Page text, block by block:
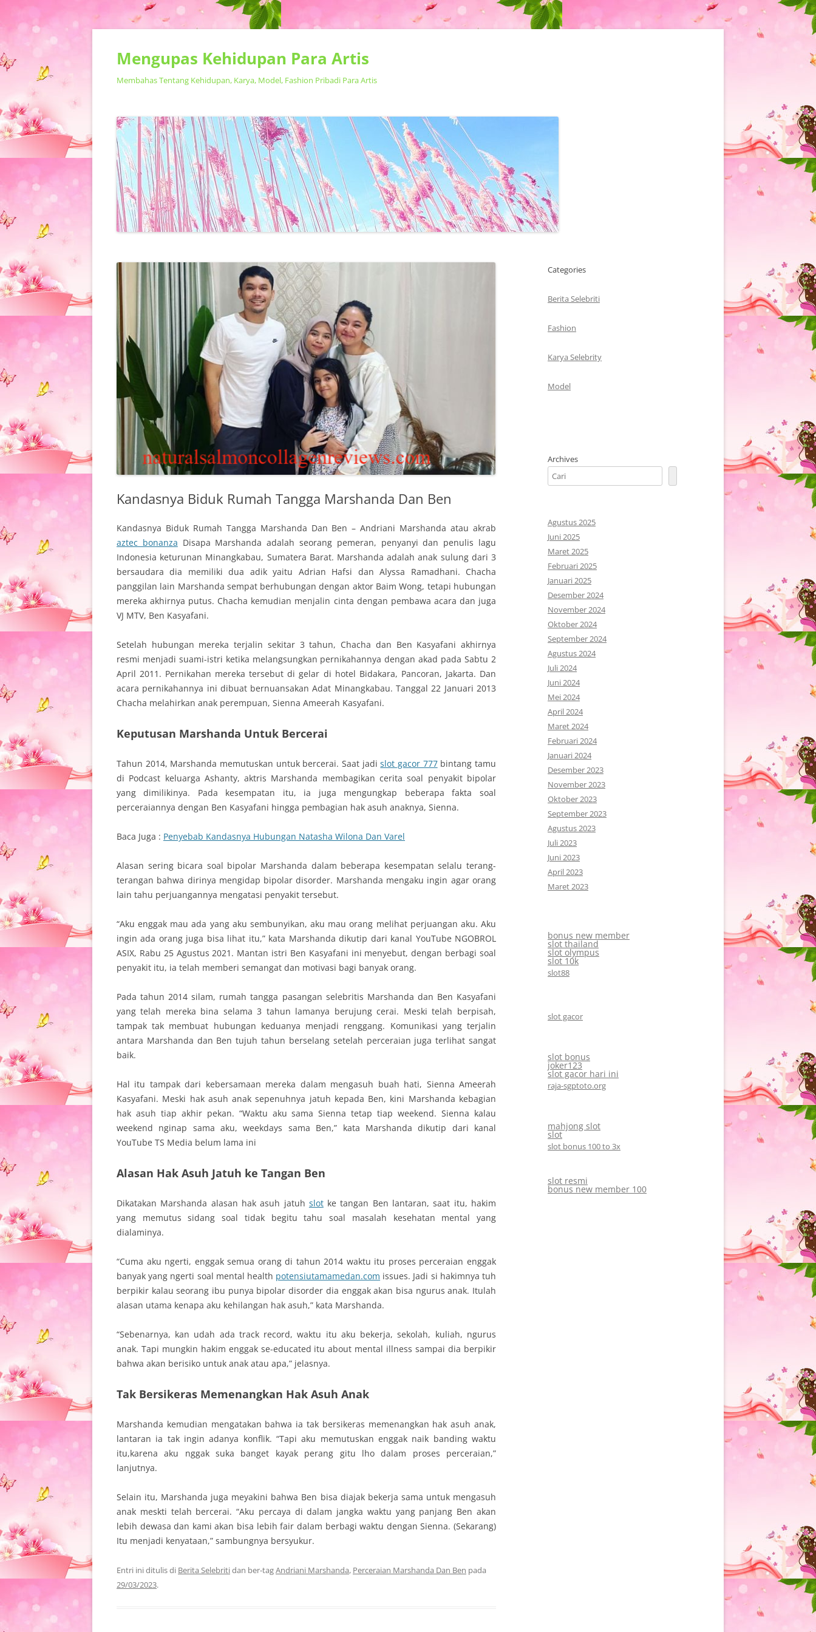
Mengupas Kehidupan Para Artis
Membahas Tentang Kehidupan, Karya, Model, Fashion Pribadi Para Artis
ke
Kandasnya Biduk Rumah Tangga Marshanda Dan Ben
Kandasnya Biduk Rumah Tangga Marshanda Dan Ben – Andriani Marshanda atau akrab
aztec bonanza Disapa Marshanda adalah seorang pemeran, penyanyi dan penulis lagu
Indonesia keturunan Minangkabau, Sumatera Barat. Marshanda adalah anak sulung dari 3
bersaudara dia memiliki dua adik yaitu Adrian Hafsi dan Alyssa Ramadhani. Chacha
panggilan lain Marshanda sempat berhubungan dengan aktor Baim Wong, tetapi hubungan
mereka akhirnya putus. Chacha kemudian menjalin cinta dengan pembawa acara dan juga
VJ MTV, Ben Kasyafani.
Setelah hubungan mereka terjalin sekitar 3 tahun, Chacha dan Ben Kasyafani akhirnya
resmi menjadi suami-istri ketika melangsungkan pernikahannya dengan akad pada Sabtu 2
April 2011. Pernikahan mereka tersebut di gelar di hotel Bidakara, Pancoran, Jakarta. Dan
acara pernikahannya ini dibuat bernuansakan Adat Minangkabau. Tanggal 22 Januari 2013
Chacha melahirkan anak perempuan, Sienna Ameerah Kasyafani.
Keputusan Marshanda Untuk Bercerai
Tahun 2014, Marshanda memutuskan untuk bercerai. Saat jadislot gacor 777bintang tamu
di Podcast keluarga Ashanty, aktris Marshanda membagikan cerita soal penyakit bipolar
yang dimilikinya. Pada kesempatan itu, ia juga mengungkap beberapa fakta soal
perceraiannya dengan Ben Kasyafani hingga pembagian hak asuh anaknya, Sienna.
Baca Juga : Penyebab Kandasnya Hubungan Natasha Wilona Dan Varel
Alasan sering bicara soal bipolar Marshanda dalam beberapa kesempatan selalu terang-
terangan bahwa dirinya mengidap bipolar disorder. Marshanda mengaku ingin agar orang
lain tahu perjuangannya mengatasi penyakit tersebut.
“Aku enggak mau ada yang aku sembunyikan, aku mau orang melihat perjuangan aku. Aku
ingin ada orang juga bisa lihat itu,” kata Marshanda dikutip dari kanal YouTube NGOBROL
ASIX, Rabu 25 Agustus 2021. Mantan istri Ben Kasyafani ini menyebut, dengan berbagi soal
penyakit itu, ia telah memberi semangat dan motivasi bagi banyak orang.
Pada tahun 2014 silam, rumah tangga pasangan selebritis Marshanda dan Ben Kasyafani
yang telah mereka bina selama 3 tahun lamanya berujung cerai. Meski telah berpisah,
tampak tak membuat hubungan keduanya menjadi renggang. Komunikasi yang terjalin
antara Marshanda dan Ben tujuh tahun berselang setelah perceraian juga terlihat sangat
baik.
Hal itu tampak dari kebersamaan mereka dalam mengasuh buah hati, Sienna Ameerah
Kasyafani. Meski hak asuh anak sepenuhnya jatuh kepada Ben, kini Marshanda kebagian
hak asuh tiap akhir pekan. “Waktu aku sama Sienna tetap tiap weekend. Sienna kalau
weekend nginap sama aku, weekdays sama Ben,” kata Marshanda dikutip dari kanal
YouTube TS Media belum lama ini
Alasan Hak Asuh Jatuh ke Tangan Ben
Dikatakan Marshanda alasan hak asuh jatuh slotke tangan Ben lantaran, saat itu, hakim
yang memutus sidang soal tidak begitu tahu soal masalah kesehatan mental yang
dialaminya.
“Cuma aku ngerti, enggak semua orang di tahun 2014 waktu itu proses perceraian enggak
banyak yang ngerti soal mental health potensiutamamedan.com issues. Jadi si hakimnya tuh
berpikir kalau seorang ibu punya bipolar disorder dia enggak akan bisa ngurus anak. Itulah
alasan utama kenapa aku kehilangan hak asuh,” kata Marshanda.
“Sebenarnya, kan udah ada track record, waktu itu aku bekerja, sekolah, kuliah, ngurus
anak. Tapi mungkin hakim enggak se-educated itu about mental illness sampai dia berpikir
bahwa akan berisiko untuk anak atau apa,” jelasnya.
Tak Bersikeras Memenangkan Hak Asuh Anak
Marshanda kemudian mengatakan bahwa ia tak bersikeras memenangkan hak asuh anak,
lantaran ia tak ingin adanya konflik. “Tapi aku memutuskan enggak naik banding waktu
itu,karena aku nggak suka banget kayak perang gitu lho dalam proses perceraian,”
lanjutnya.
Selain itu, Marshanda juga meyakini bahwa Ben bisa diajak bekerja sama untuk mengasuh
anak meskti telah bercerai. “Aku percaya di dalam jangka waktu yang panjang Ben akan
lebih dewasa dan kami akan bisa lebih fair dalam berbagi waktu dengan Sienna. (Sekarang)
Itu menjadi kenyataan,” sambungnya bersyukur.
Entri ini ditulis di Berita Selebritidan ber-tagAndriani Marshanda, Perceraian Marshanda Dan Ben pada
29/03/2023.
Categories
Berita Selebriti
Fashion
Karya Selebrity
Model
Archives
Agustus 2025
Juni 2025
Maret 2025
Februari 2025
Januari 2025
Desember 2024
November 2024
Oktober 2024
September 2024
Agustus 2024
Juli 2024
Juni 2024
Mei 2024
April 2024
Maret 2024
Februari 2024
Januari 2024
Desember 2023
November 2023
Oktober 2023
September 2023
Agustus 2023
Juli 2023
Juni 2023
April 2023
Maret 2023
bonus new member
slot thailand
slot olympus
slot 10k
slot88
slot gacor
slot bonus
joker123
slot gacor hari ini
raja-sgptoto.org
mahjong slot
slot
slot bonus 100 to 3x
slot resmi
bonus new member 100